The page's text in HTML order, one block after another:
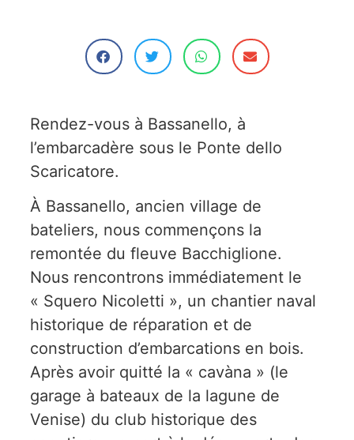
Rendez-vous à Bassanello, à
l’embarcadère sous le Ponte dello
Scaricatore.
À Bassanello, ancien village de
bateliers, nous commençons la
remontée du fleuve Bacchiglione.
Nous rencontrons immédiatement le
« Squero Nicoletti », un chantier naval
historique de réparation et de
construction d’embarcations en bois.
Après avoir quitté la « cavàna » (le
garage à bateaux de la lagune de
Venise) du club historique des